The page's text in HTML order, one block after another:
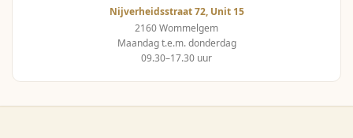
Nijverheidsstraat 72, Unit 15
2160 Wommelgem
Maandag t.e.m. donderdag
09.30–17.30 uur